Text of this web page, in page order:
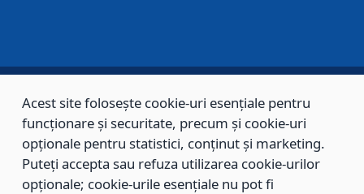
Copyright © 2002 - 2026 - PRIMĂRIA MUNICIPIULUI BRAȘOV, toate drepturile
rezervate.
Sitemap Contact
Acest site folosește cookie-uri esențiale pentru
funcționare și securitate, precum și cookie-uri
opționale pentru statistici, conținut și marketing.
Puteți accepta sau refuza utilizarea cookie-urilor
opționale; cookie-urile esențiale nu pot fi